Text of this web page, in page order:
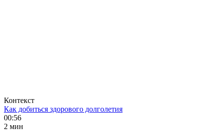
Контекст
Как добиться здорового долголетия
00:56
2 мин